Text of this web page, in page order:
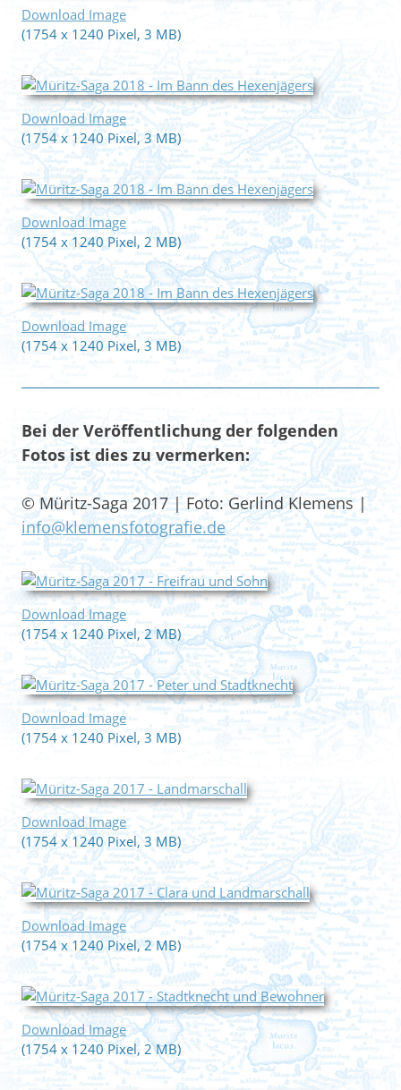
Download Image
(1754 x 1240 Pixel, 3 MB)
Download Image
(1754 x 1240 Pixel, 3 MB)
Download Image
(1754 x 1240 Pixel, 2 MB)
Download Image
(1754 x 1240 Pixel, 3 MB)
Bei der Veröffentlichung der folgenden
Fotos ist dies zu vermerken:
© Müritz-Saga 2017 | Foto: Gerlind Klemens |
info@klemensfotografie.de
Download Image
(1754 x 1240 Pixel, 2 MB)
Download Image
(1754 x 1240 Pixel, 3 MB)
Download Image
(1754 x 1240 Pixel, 3 MB)
Download Image
(1754 x 1240 Pixel, 2 MB)
Download Image
(1754 x 1240 Pixel, 2 MB)